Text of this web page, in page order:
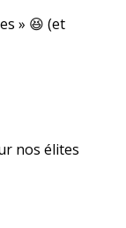
» 😆 (et
nos élites